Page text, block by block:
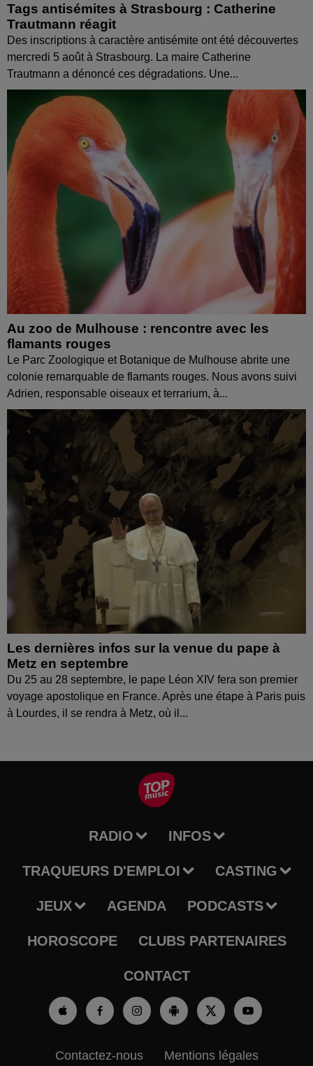
Tags antisémites à Strasbourg : Catherine
Trautmann réagit
Des inscriptions à caractère antisémite ont été découvertes
mercredi 5 août à Strasbourg. La maire Catherine
Trautmann a dénoncé ces dégradations. Une...
Au zoo de Mulhouse : rencontre avec les
flamants rouges
Le Parc Zoologique et Botanique de Mulhouse abrite une
colonie remarquable de flamants rouges. Nous avons suivi
Adrien, responsable oiseaux et terrarium, à...
Les dernières infos sur la venue du pape à
Metz en septembre
Du 25 au 28 septembre, le pape Léon XIV fera son premier
voyage apostolique en France. Après une étape à Paris puis
à Lourdes, il se rendra à Metz, où il...
RADIO INFOS
TRAQUEURS D'EMPLOI CASTING
JEUX AGENDA PODCASTS
HOROSCOPE CLUBS PARTENAIRES
CONTACT
Contactez-nous Mentions légales